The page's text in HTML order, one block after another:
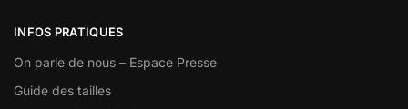
INFOS PRATIQUES
On parle de nous – Espace Presse
Guide des tailles